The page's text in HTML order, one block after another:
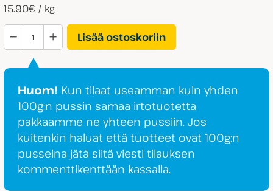
15.90€ / kg
Lonka
Lakritsifudge
määrä
Lisää ostoskoriin
Huom! Kun tilaat useamman kuin yhden
100g:n pussin samaa irtotuotetta
pakkaamme ne yhteen pussiin. Jos
kuitenkin haluat että tuotteet ovat 100g:n
pusseina jätä siitä viesti tilauksen
kommenttikenttään kassalla.